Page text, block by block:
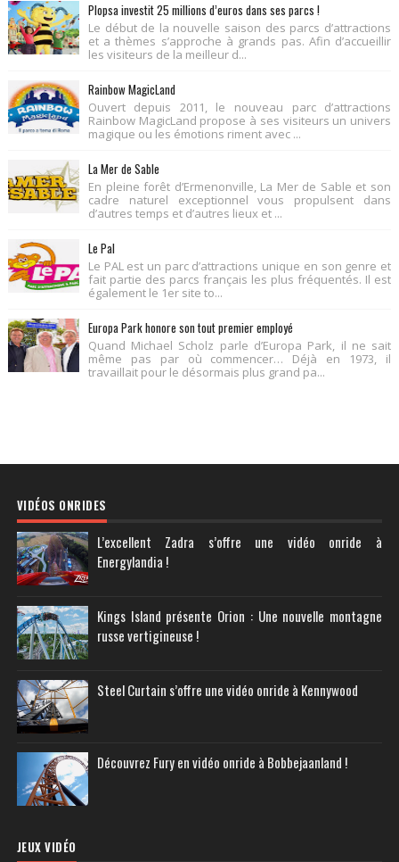
Plopsa investit 25 millions d’euros dans ses parcs !
Le début de la nouvelle saison des parcs d’attractions
et a thèmes s’approche à grands pas. Afin d’accueillir
les visiteurs de la meilleur d...
Rainbow MagicLand
Ouvert depuis 2011, le nouveau parc d’attractions
Rainbow MagicLand propose à ses visiteurs un univers
magique ou les émotions riment avec ...
La Mer de Sable
En pleine forêt d’Ermenonville, La Mer de Sable et son
cadre naturel exceptionnel vous propulsent dans
d’autres temps et d’autres lieux et ...
Le Pal
Le PAL est un parc d’attractions unique en son genre et
fait partie des parcs français les plus fréquentés. Il est
également le 1er site to...
Europa Park honore son tout premier employé
Quand Michael Scholz parle d’Europa Park, il ne sait
même pas par où commencer… Déjà en 1973, il
travaillait pour le désormais plus grand pa...
VIDÉOS ONRIDES
L’excellent Zadra s’offre une vidéo onride à
Energylandia !
Kings Island présente Orion : Une nouvelle montagne
russe vertigineuse !
Steel Curtain s’offre une vidéo onride à Kennywood
Découvrez Fury en vidéo onride à Bobbejaanland !
JEUX VIDÉO